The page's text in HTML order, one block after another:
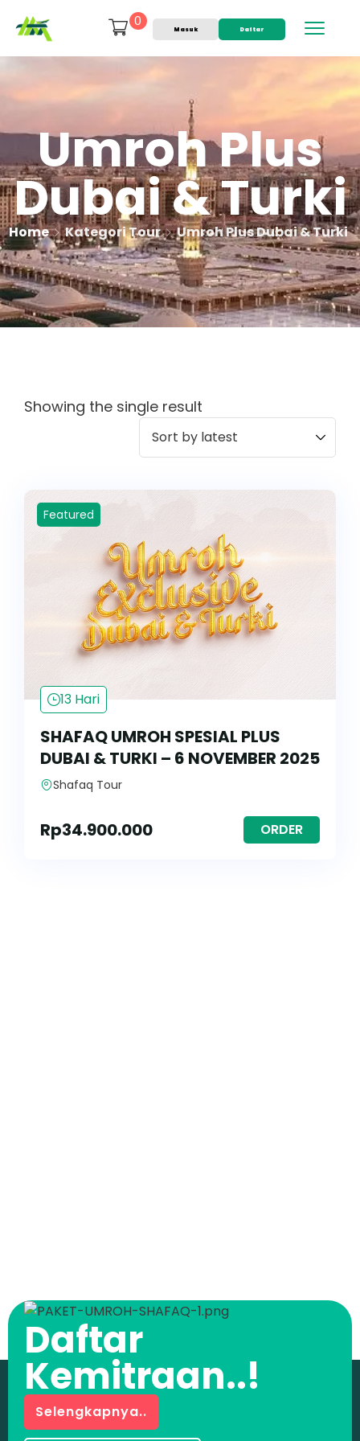
0 Masuk Daftar
Umroh Plus
Dubai & Turki
Home Kategori Tour Umroh Plus Dubai & Turki
Showing the single result
Featured
13 Hari
SHAFAQ UMROH SPESIAL PLUS
DUBAI & TURKI – 6 NOVEMBER 2025
Shafaq Tour
Rp34.900.000 ORDER
Daftar
Kemitraan..!
Selengkapnya..